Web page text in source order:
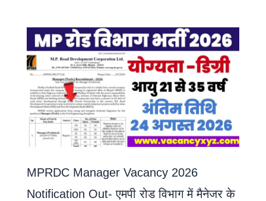
MPRDC Manager Vacancy 2026
Notification Out- एमपी रोड विभाग में मैनेजर के